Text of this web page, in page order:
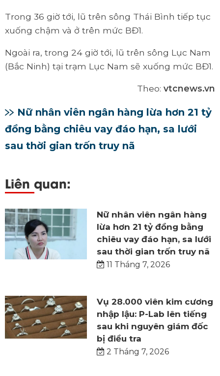
Trong 36 giờ tới, lũ trên sông Thái Bình tiếp tục
xuống chậm và ở trên mức BĐ1.
Ngoài ra, trong 24 giờ tới, lũ trên sông Lục Nam
(Bắc Ninh) tại trạm Lục Nam sẽ xuống mức BĐ1.
Theo: vtcnews.vn
Nữ nhân viên ngân hàng lừa hơn 21 tỷ
đồng bằng chiêu vay đáo hạn, sa lưới
sau thời gian trốn truy nã
Liên quan:
Nữ nhân viên ngân hàng
lừa hơn 21 tỷ đồng bằng
chiêu vay đáo hạn, sa lưới
sau thời gian trốn truy nã
11 Tháng 7, 2026
Vụ 28.000 viên kim cương
nhập lậu: P-Lab lên tiếng
sau khi nguyên giám đốc
bị điều tra
2 Tháng 7, 2026